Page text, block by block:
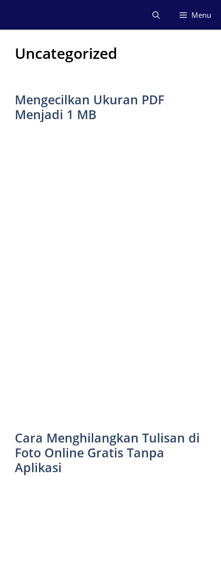
isi
Menu
Uncategorized
Mengecilkan Ukuran PDF
Menjadi 1 MB
Cara Menghilangkan Tulisan di
Foto Online Gratis Tanpa
Aplikasi